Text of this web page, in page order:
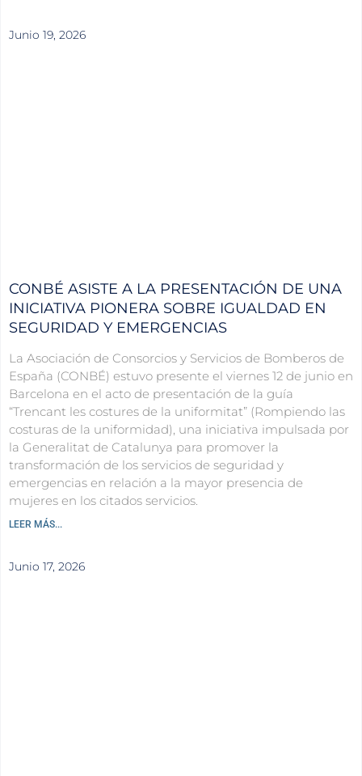
Junio 19, 2026
CONBÉ ASISTE A LA PRESENTACIÓN DE UNA
INICIATIVA PIONERA SOBRE IGUALDAD EN
SEGURIDAD Y EMERGENCIAS
La Asociación de Consorcios y Servicios de Bomberos de
España (CONBÉ) estuvo presente el viernes 12 de junio en
Barcelona en el acto de presentación de la guía
“Trencant les costures de la uniformitat” (Rompiendo las
costuras de la uniformidad), una iniciativa impulsada por
la Generalitat de Catalunya para promover la
transformación de los servicios de seguridad y
emergencias en relación a la mayor presencia de
mujeres en los citados servicios.
LEER MÁS...
Junio 17, 2026